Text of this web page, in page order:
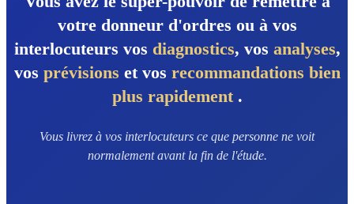
votre donneur d'ordres ou à vos
interlocuteurs vos diagnostics, vos analyses,
vos prévisions et vos recommandations bien
plus rapidement .
Vous livrez à vos interlocuteurs ce que personne ne voit
normalement avant la fin de l'étude.